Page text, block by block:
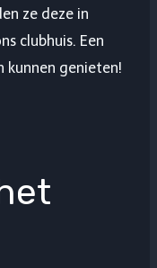
ze deze in
clubhuis. Een
kunnen genieten!